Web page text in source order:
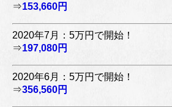
⇒153,660円
2020年7月：5万円で開始！
⇒197,080円
2020年6月：5万円で開始！
⇒356,560円